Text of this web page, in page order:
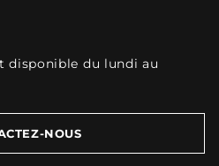
disponible du lundi au
NOUS